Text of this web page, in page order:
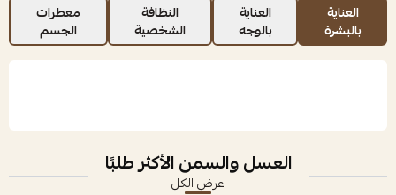
العناية
بالبشرة
العناية
بالوجه
النظافة
الشخصية
معطرات
الجسم
العسل والسمن الأكثر طلبًا
عرض الكل